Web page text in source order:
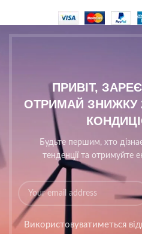
ПРИВІТ,
ОТРИМАЙ ЗНИЖКУ
Будьте першим, хто
тенденції та отримуйте
Використовуватиметься